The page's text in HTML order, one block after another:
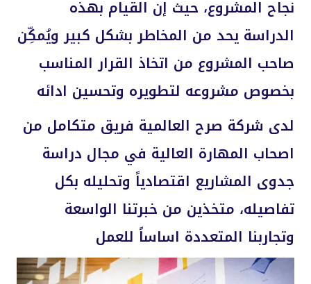
نجاح المشروع، حيث إن القيام بهذه
الدراسة يحد من المخاطر بشكل كبير ويُمكِّن
صاحب المشروع من اتخاذ القرار المناسب
بخصوص مشروعه لتطويره وتحسين ادائه
لدى شركة صرح العالمية فريق متكامل من
اصحاب المهارة العالية في مجال دراسة
جدوى المشاريع اقتصادياً وتحليله بكل
تفاصيله، متخذين من خبرتنا الواسعة
وتجاربنا المتعددة اساساً للعمل